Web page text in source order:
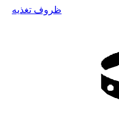
ظروف تغذیه